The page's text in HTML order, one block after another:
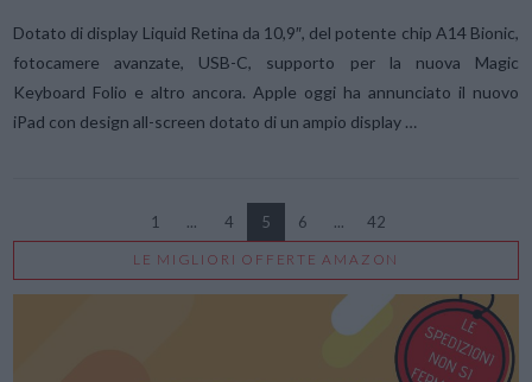
Dotato di display Liquid Retina da 10,9″, del potente chip A14 Bionic,
fotocamere avanzate, USB-C, supporto per la nuova Magic
Keyboard Folio e altro ancora. Apple oggi ha annunciato il nuovo
iPad con design all-screen dotato di un ampio display …
1 ... 4 5 6 ... 42
LE MIGLIORI OFFERTE AMAZON